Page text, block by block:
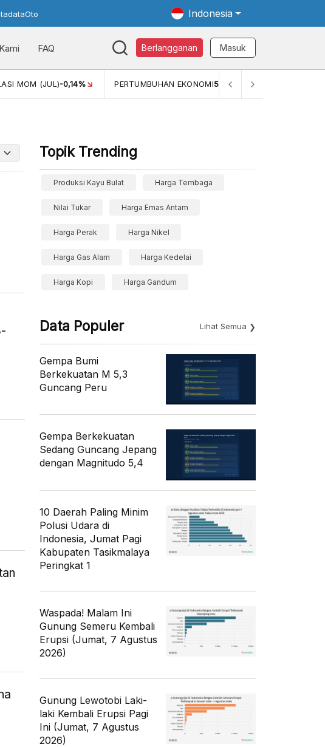
Indonesia
FAQ Berlangganan Masuk
EKONOMI5,11% PERTUMBUHAN EKONOMI (YOY) (Q1)5,61%
Topik Trending
Produksi Kayu Bulat Harga Tembaga
Nilai Tukar Harga Emas Antam
Harga Perak Harga Nikel
Harga Gas Alam Harga Kedelai
Harga Kopi Harga Gandum
Data Populer Lihat Semua
Gempa Bumi
Berkekuatan M 5,3
Guncang Peru
Gempa Berkekuatan
Sedang Guncang Jepang
dengan Magnitudo 5,4
10 Daerah Paling Minim
Polusi Udara di
Indonesia, Jumat Pagi
Kabupaten Tasikmalaya
Peringkat 1
Waspada! Malam Ini
Gunung Semeru Kembali
Erupsi (Jumat, 7 Agustus
2026)
Gunung Lewotobi Laki-
laki Kembali Erupsi Pagi
Ini (Jumat, 7 Agustus
2026)